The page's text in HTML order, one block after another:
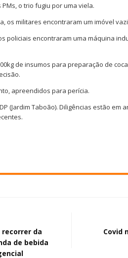
o trio fugiu por uma viela.
os militares encontraram um imóvel
policiais encontraram uma máquina
de insumos para preparação de
apreendidos para perícia.
(Jardim Taboão). Diligências estão em
recorrer da
de bebida
Covid